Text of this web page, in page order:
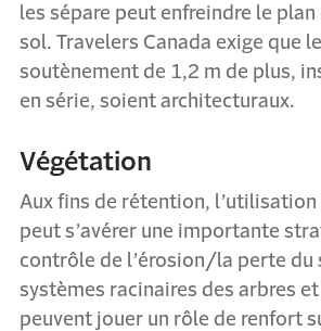
les sépare peut enfreindre le
sol. Travelers Canada exige que
soutènement de 1,2 m de plus,
en série, soient architecturaux.
Végétation
Aux fins de rétention,
peut s’avérer une importante
contrôle de l’érosion/la perte du
systèmes racinaires des arbres
peuvent jouer un rôle de renfort